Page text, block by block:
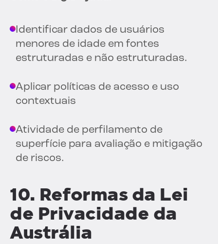
Identificar dados de usuários
menores de idade em fontes
estruturadas e não estruturadas.
Aplicar políticas de acesso e uso
contextuais
Atividade de perfilamento de
superfície para avaliação e mitigação
de riscos.
10. Reformas da Lei
de Privacidade da
Austrália